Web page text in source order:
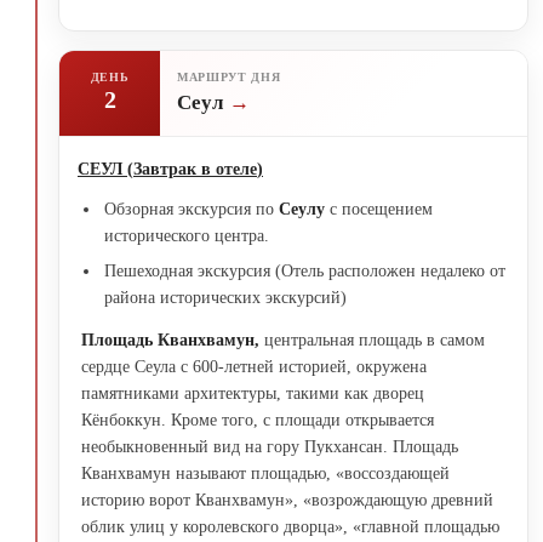
ДЕНЬ
2
МАРШРУТ ДНЯ
Сеул
СЕУЛ (Завтрак в отеле)
Обзорная экскурсия по Сеулу с посещением
исторического центра.
Пешеходная экскурсия (Отель расположен недалеко от
района исторических экскурсий)
Площадь Кванхвамун, центральная площадь в самом
сердце Сеула с 600-летней историей, окружена
памятниками архитектуры, такими как дворец
Кёнбоккун. Кроме того, с площади открывается
необыкновенный вид на гору Пукхансан. Площадь
Кванхвамун называют площадью, «воссоздающей
историю ворот Кванхвамун», «возрождающую древний
облик улиц у королевского дворца», «главной площадью